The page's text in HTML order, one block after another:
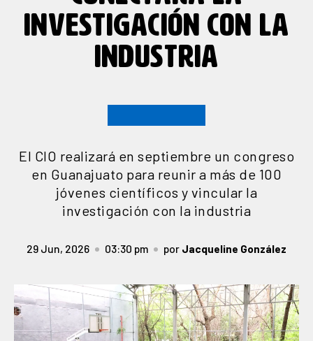
INVESTIGACIÓN CON LA
INDUSTRIA
El CIO realizará en septiembre un congreso
en Guanajuato para reunir a más de 100
jóvenes científicos y vincular la
investigación con la industria
29 Jun, 2026 03:30 pm por Jacqueline González